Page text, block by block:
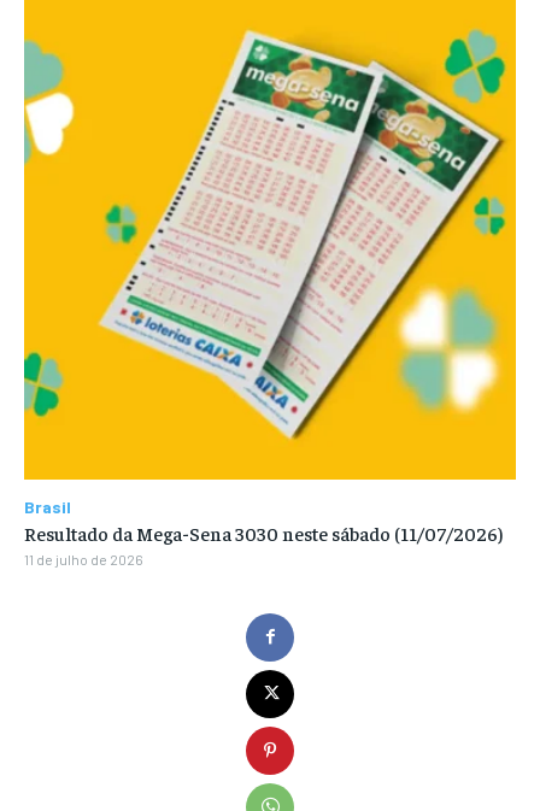
Brasil
Resultado da Mega-Sena 3030 neste sábado (11/07/2026)
11 de julho de 2026